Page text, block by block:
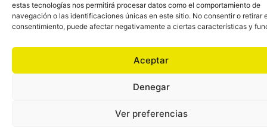
estas tecnologías nos permitirá procesar datos como el comportamiento de
navegación o las identificaciones únicas en este sitio. No consentir o retirar
consentimiento, puede afectar negativamente a ciertas características y
Aceptar
Denegar
Ver preferencias
Aviso LegalPolítica de CookiesPolítica de Privacidad
Declaración de AccesibilidadPolítica de Ventas